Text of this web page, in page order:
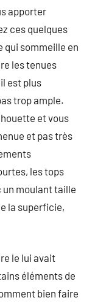
apporter
ces quelques
qui sommeille en
les tenues
est plus
trop ample.
et vous
et pas très
les tops
un moulant taille
la superficie,
le lui avait
éléments de
bien faire